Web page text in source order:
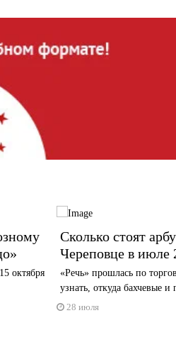
октября
Сколько стоят
Череповце в июле
«Речь» прошлась по
узнать, откуда бахчевые и
28 июля